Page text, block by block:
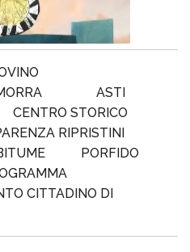
ASTI
CENTRO STORICO
RIPRISTINI
PORFIDO
CITTADINO DI